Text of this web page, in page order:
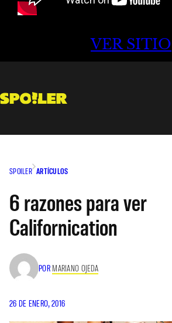
VER SITIO
SPOILER ARTÍCULOS
6 razones para ver
Californication
POR MARIANO OJEDA
26 DE ENERO, 2016